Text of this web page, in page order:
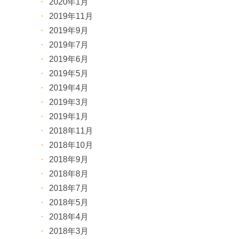
2020年1月
2019年11月
2019年9月
2019年7月
2019年6月
2019年5月
2019年4月
2019年3月
2019年1月
2018年11月
2018年10月
2018年9月
2018年8月
2018年7月
2018年5月
2018年4月
2018年3月